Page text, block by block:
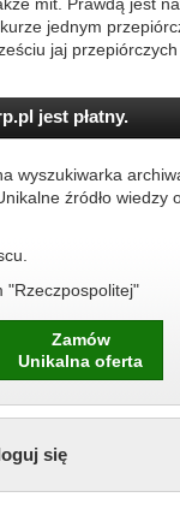
jednym
jaj przepiórczych
jest płatny.
wyszukiwarka
źródło
"Rzeczpospolitej"
Zamów
Unikalna oferta
się